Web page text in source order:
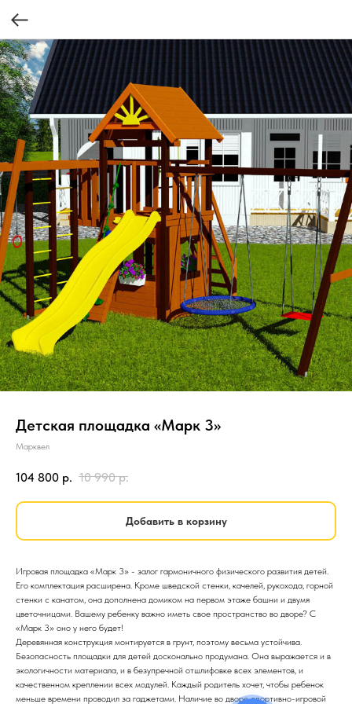
Детская площадка «Марк 3»
Марквел
104 800 р. 10 990 р.
Добавить в корзину
Игровая площадка «Марк 3» - залог гармоничного физического развития детей.
Его комплектация расширена. Кроме шведской стенки, качелей, рукохода, горной
стенки с канатом, она дополнена домиком на первом этаже башни и двумя
цветочницами. Вашему ребенку важно иметь свое пространство во дворе? С
«Марк 3» оно у него будет!
Деревянная конструкция монтируется в грунт, поэтому весьма устойчива.
Безопасность площадки для детей досконально продумана. Она выражается и в
экологичности материала, и в безупречной отшлифовке всех элементов, и
качественном креплении всех модулей. Каждый родитель хочет, чтобы ребенок
меньше времени проводил за гаджетами. Наличие во дворе спортивно-игровой